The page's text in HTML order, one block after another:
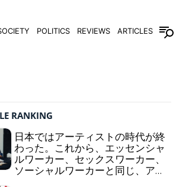
POLITICS REVIEWS ARTICLES
RANKING
日本ではアーティストの時代が終
わった。これから、エッセンシャ
ルワーカー、セックスワーカー、
ソーシャルワーカーと同じ、アー